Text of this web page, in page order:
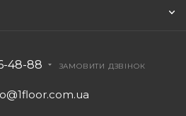
48-88 ЗАМОВИТИ ДЗВІНОК